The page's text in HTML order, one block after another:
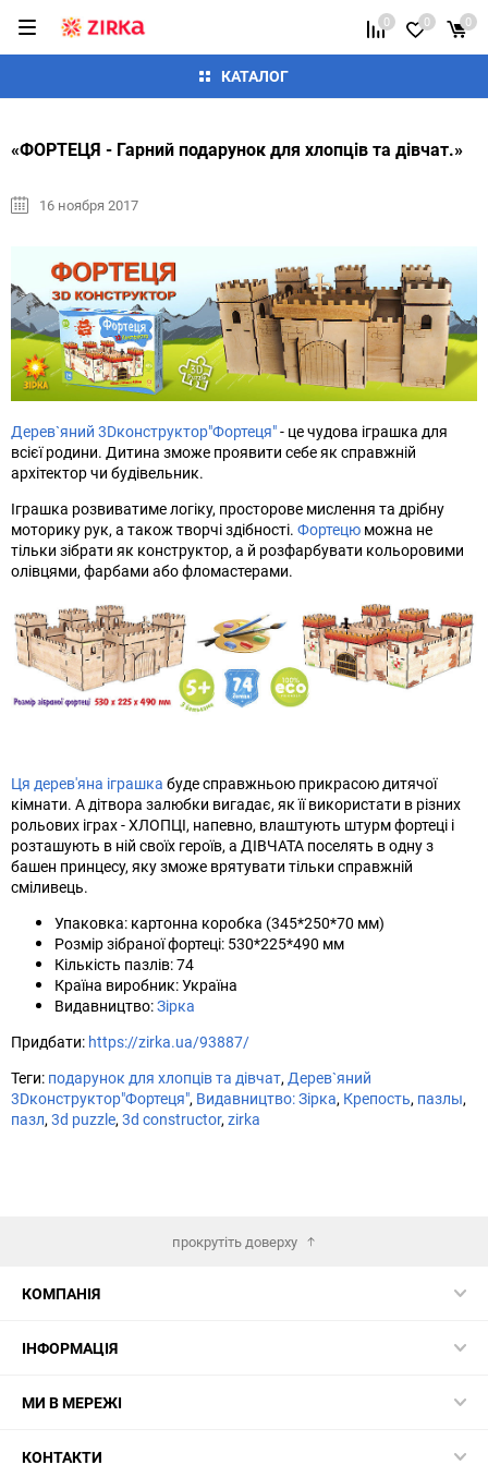
КАТАЛОГ
0 0 0
«ФОРТЕЦЯ - Гарний подарунок для хлопців та дівчат.»
16 ноября 2017
Дерев`яний 3Dконструктор"Фортеця"- це чудова іграшка для
всієї родини. Дитина зможе проявити себе як справжній
архітектор чи будівельник.
Іграшка розвиватиме логіку, просторове мислення та дрібну
моторику рук, а також творчі здібності. Фортецю можна не
тільки зібрати як конструктор, а й розфарбувати кольоровими
олівцями, фарбами або фломастерами.
Ця дерев'яна іграшка буде справжньою прикрасою дитячої
кімнати. А дітвора залюбки вигадає, як її використати в різних
рольових іграх - ХЛОПЦІ, напевно, влаштують штурм фортеці і
розташують в ній своїх героїв, а ДІВЧАТА поселять в одну з
башен принцесу, яку зможе врятувати тільки справжній
сміливець.
Упаковка: картонна коробка (345*250*70 мм)
Розмір зібраної фортеці: 530*225*490 мм
Кількість пазлів: 74
Країна виробник: Україна
Видавництво:Зірка
Придбати: https://zirka.ua/93887/
Теги: подарунок для хлопців та дівчат,Дерев`яний
3Dконструктор"Фортеця", Видавництво: Зірка, Крепость, пазлы,
пазл,3d puzzle,3d constructor,zirka
прокрутіть доверху
КОМПАНІЯ
ІНФОРМАЦІЯ
МИ В МЕРЕЖІ
КОНТАКТИ